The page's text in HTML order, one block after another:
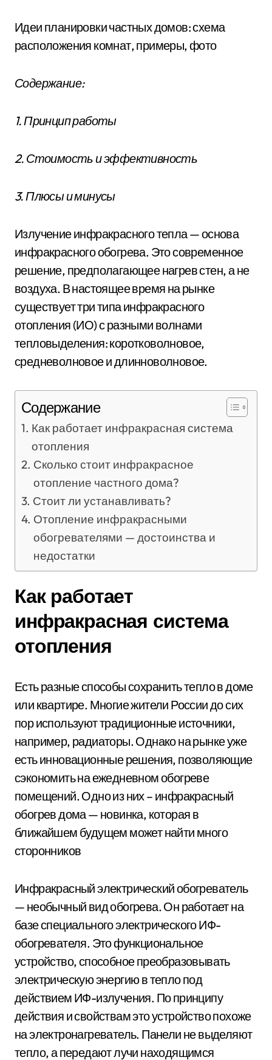
Идеи планировки частных домов: схема
расположения комнат, примеры, фото
Содержание:
1. Принцип работы
2. Стоимость и эффективность
3. Плюсы и минусы
Излучение инфракрасного тепла — основа
инфракрасного обогрева. Это современное
решение, предполагающее нагрев стен, а не
воздуха. В настоящее время на рынке
существует три типа инфракрасного
отопления (ИО) с разными волнами
тепловыделения: коротковолновое,
средневолновое и длинноволновое.
Содержание
Как работает инфракрасная система
отопления
Сколько стоит инфракрасное
отопление частного дома?
Стоит ли устанавливать?
Отопление инфракрасными
обогревателями — достоинства и
недостатки
Как работает
инфракрасная система
отопления
Есть разные способы сохранить тепло в доме
или квартире. Многие жители России до сих
пор используют традиционные источники,
например, радиаторы. Однако на рынке уже
есть инновационные решения, позволяющие
сэкономить на ежедневном обогреве
помещений. Одно из них – инфракрасный
обогрев дома — новинка, которая в
ближайшем будущем может найти много
сторонников
Инфракрасный электрический обогреватель
— необычный вид обогрева. Он работает на
базе специального электрического ИФ-
обогревателя. Это функциональное
устройство, способное преобразовывать
электрическую энергию в тепло под
действием ИФ-излучения. По принципу
действия и свойствам это устройство похоже
на электронагреватель. Панели не выделяют
тепло, а передают лучи находящимся